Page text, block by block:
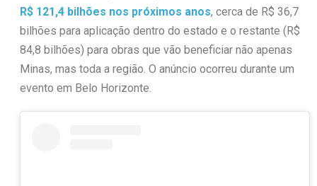
R$ 121,4 bilhões nos próximos anos, cerca de R$ 36,7
bilhões para aplicação dentro do estado e o restante (R$
84,8 bilhões) para obras que vão beneficiar não apenas
Minas, mas toda a região. O anúncio ocorreu durante um
evento em Belo Horizonte.